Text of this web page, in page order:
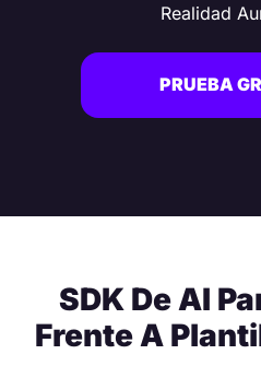
Realidad
PRUEBA
SDK De AI
Frente A